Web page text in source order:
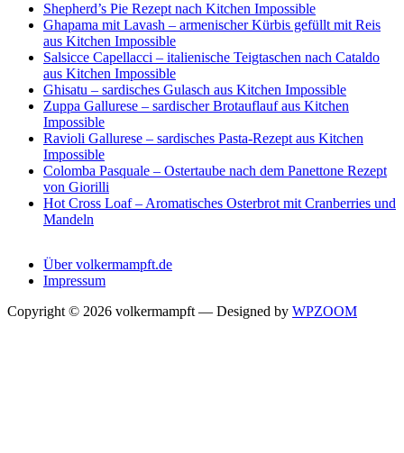
Shepherd’s Pie Rezept nach Kitchen Impossible
Ghapama mit Lavash – armenischer Kürbis gefüllt mit Reis
aus Kitchen Impossible
Salsicce Capellacci – italienische Teigtaschen nach Cataldo
aus Kitchen Impossible
Ghisatu – sardisches Gulasch aus Kitchen Impossible
Zuppa Gallurese – sardischer Brotauflauf aus Kitchen
Impossible
Ravioli Gallurese – sardisches Pasta-Rezept aus Kitchen
Impossible
Colomba Pasquale – Ostertaube nach dem Panettone Rezept
von Giorilli
Hot Cross Loaf – Aromatisches Osterbrot mit Cranberries und
Mandeln
Über volkermampft.de
Impressum
Copyright © 2026 volkermampft — Designed by WPZOOM